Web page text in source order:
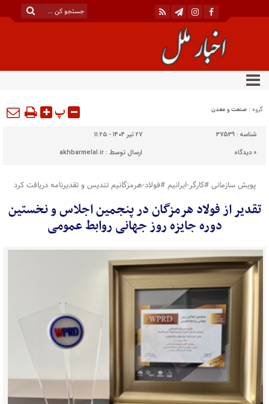
گروه : صنعت و معدن پ
شناسه : 37539
۲۷ تیر ۱۴۰۴ - ۱۱:۲۵
0 دیدگاه ارسال توسط :akhbarmelal.ir
پویش سازمانی #کارگر-ایرانیم #فولاد-هرمزگانیم تندیس و تقدیرنامه دریافت کرد
تقدیر از فولاد هرمزگان در پنجمین اجلاس و نخستین
دوره جایزه روز جهانی روابط عمومی